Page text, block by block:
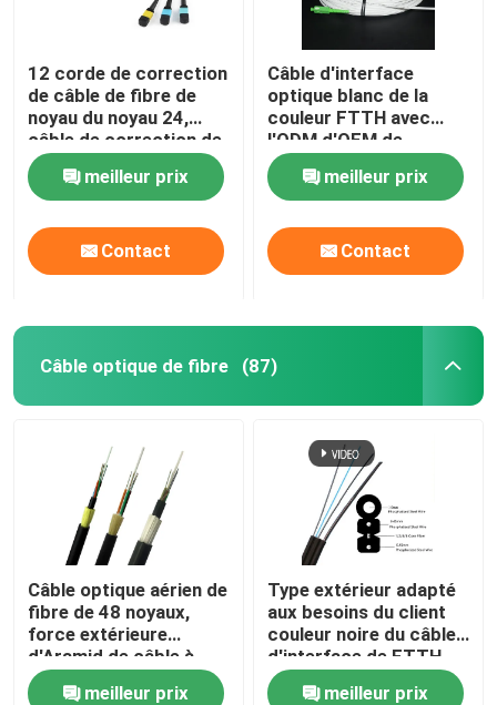
Produits
VR Show
A propos de nous
Visite d'usine
12 corde de correction
de câble de fibre de
noyau du noyau 24,
câble de correction de
Mtp Mpo Om3 Om4
pour Qsfpmeilleur prix
Contact
Câble d'interface
optique blanc de la
couleur FTTH avec
l'ODM d'OEM de
connecteur de Sc FC
meilleur prix
Contact
est le
est le
Câble optique de fibre (87)
Câble optique aérien de
fibre de 48 noyaux,
force extérieure
d'Aramid de câble à
fibres optiques d'ADSS
meilleur prix
Type extérieur adapté
aux besoins du client
couleur noire du câble
d'interface de FTTH
G657A1 G657A2
meilleur prix